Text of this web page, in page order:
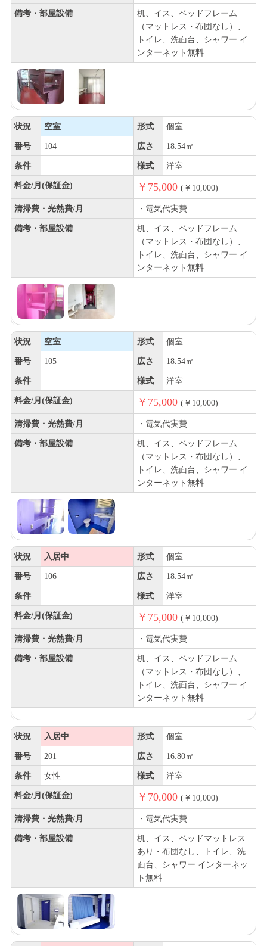
備考・部屋設備
机、イス、ベッドフレーム
（マットレス・布団なし）、
トイレ、洗面台、シャワー イ
ンターネット無料
状況 空室 形式 個室
番号 104 広さ 18.54㎡
条件 様式 洋室
料金/月(保証金) ￥75,000 (￥10,000)
清掃費・光熱費/月 ・電気代実費
備考・部屋設備
机、イス、ベッドフレーム
（マットレス・布団なし）、
トイレ、洗面台、シャワー イ
ンターネット無料
状況 空室 形式 個室
番号 105 広さ 18.54㎡
条件 様式 洋室
料金/月(保証金) ￥75,000 (￥10,000)
清掃費・光熱費/月 ・電気代実費
備考・部屋設備
机、イス、ベッドフレーム
（マットレス・布団なし）、
トイレ、洗面台、シャワー イ
ンターネット無料
状況 入居中 形式 個室
番号 106 広さ 18.54㎡
条件 様式 洋室
料金/月(保証金) ￥75,000 (￥10,000)
清掃費・光熱費/月 ・電気代実費
備考・部屋設備
机、イス、ベッドフレーム
（マットレス・布団なし）、
トイレ、洗面台、シャワー イ
ンターネット無料
状況 入居中 形式 個室
番号 201 広さ 16.80㎡
条件 女性 様式 洋室
料金/月(保証金) ￥70,000 (￥10,000)
清掃費・光熱費/月 ・電気代実費
備考・部屋設備
机、イス、ベッドマットレス
あり・布団なし、トイレ、洗
面台、シャワー インターネッ
ト無料